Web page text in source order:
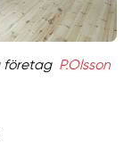
företag P.Olsson